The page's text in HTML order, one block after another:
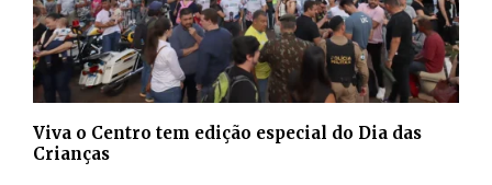
Viva o Centro tem edição especial do Dia das
Crianças